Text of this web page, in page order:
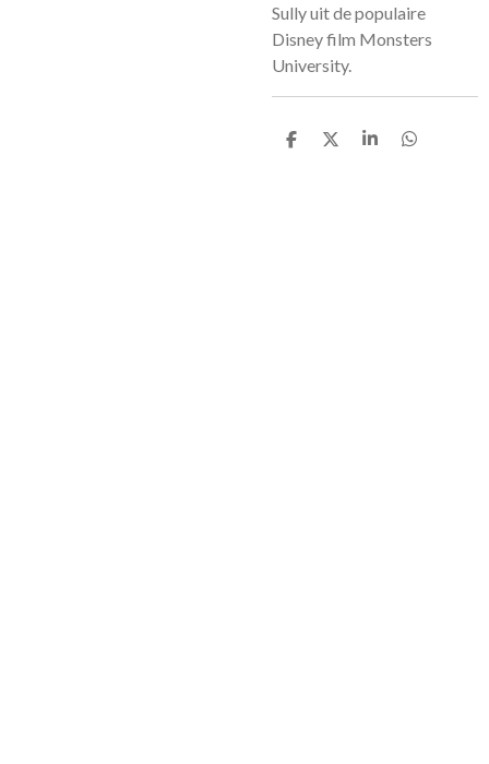
Sully uit de populaire
Disney film Monsters
University.
D
D
S
D